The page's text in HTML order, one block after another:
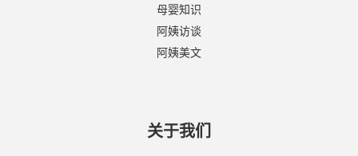
母婴知识
阿姨访谈
阿姨美文
关于我们